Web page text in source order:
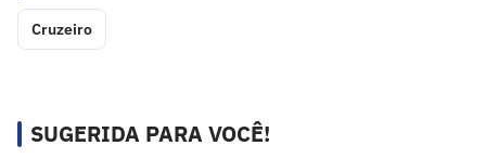
Cruzeiro
SUGERIDA PARA VOCÊ!